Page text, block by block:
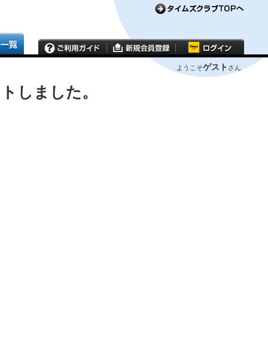
ようこそゲスト さん
しました。